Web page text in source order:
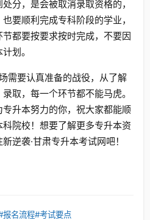
分，是会被取消录取资格的，
要顺利完成专科阶段的学业，
都要按要求按时完成，不要因
划。
需要认真准备的战役，从了解
取，每一个环节都不能马虎。
升本努力的你，祝大家都能顺
院校！想要了解更多专升本资
逆袭·甘肃专升本考试网吧！
报名流程#考试要点